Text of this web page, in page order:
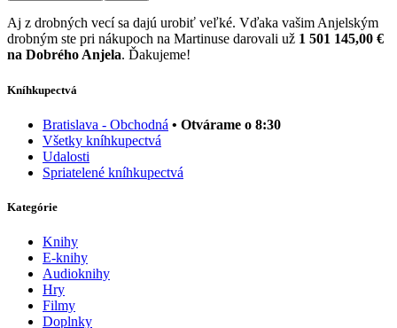
Aj z drobných vecí sa dajú urobiť veľké. Vďaka vašim Anjelským
drobným ste pri nákupoch na Martinuse darovali už 1 501 145,00 €
na Dobrého Anjela. Ďakujeme!
Kníhkupectvá
Bratislava - Obchodná • Otvárame o 8:30
Všetky kníhkupectvá
Udalosti
Spriatelené kníhkupectvá
Kategórie
Knihy
E-knihy
Audioknihy
Hry
Filmy
Doplnky